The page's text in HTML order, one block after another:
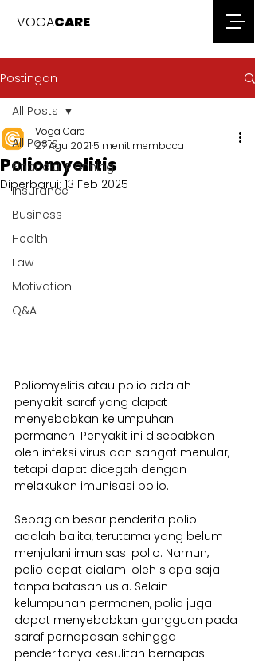
VOGACARE
Postingan
All Posts
Financial Planning
Insurance
Business
Health
Law
Motivation
Q&A
All Posts
Poliomyelitis
Voga Care
27 Agu 2021 5 menit membaca
Diperbarui:13 Feb 2025
Poliomyelitis atau polio adalah
penyakit saraf yang dapat
menyebabkan kelumpuhan
permanen. Penyakit ini disebabkan
oleh infeksi virus dan sangat menular,
tetapi dapat dicegah dengan
melakukan imunisasi polio.
Sebagian besar penderita polio
adalah balita, terutama yang belum
menjalani imunisasi polio. Namun,
polio dapat dialami oleh siapa saja
tanpa batasan usia. Selain
kelumpuhan permanen, polio juga
dapat menyebabkan gangguan pada
saraf pernapasan sehingga
penderitanya kesulitan bernapas.